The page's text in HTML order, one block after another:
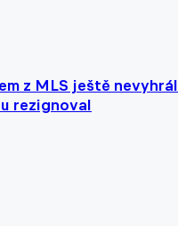
z MLS ještě nevyhrál
rezignoval